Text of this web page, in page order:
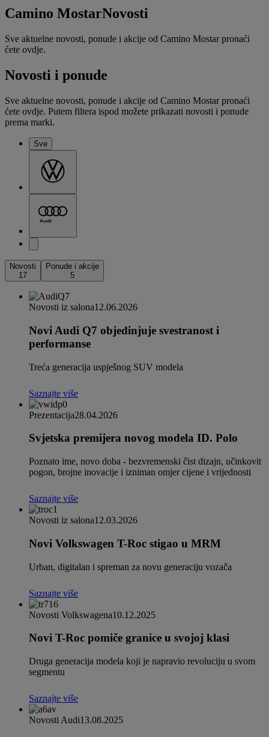
Camino MostarNovosti
Sve aktuelne novosti, ponude i akcije od Camino Mostar pronaći
ćete ovdje.
Novosti i ponude
Sve aktuelne novosti, ponude i akcije od Camino Mostar pronaći
ćete ovdje. Putem filtera ispod možete prikazati novosti i ponude
prema marki.
Sve
Novosti
17
Ponude i akcije
5
Novosti iz salona12.06.2026
Novi Audi Q7 objedinjuje svestranost i
performanse
Treća generacija uspješnog SUV modela
Saznajte više
Prezentacija28.04.2026
Svjetska premijera novog modela ID. Polo
Poznato ime, novo doba - bezvremenski čist dizajn, učinkovit
pogon, brojne inovacije i izniman omjer cijene i vrijednosti
Saznajte više
Novosti iz salona12.03.2026
Novi Volkswagen T-Roc stigao u MRM
Urban, digitalan i spreman za novu generaciju vozača
Saznajte više
Novosti Volkswagena10.12.2025
Novi T-Roc pomiče granice u svojoj klasi
Druga generacija modela koji je napravio revoluciju u svom
segmentu
Saznajte više
Novosti Audi13.08.2025